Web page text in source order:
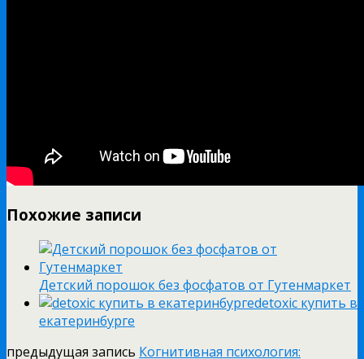
Похожие записи
Детский порошок без фосфатов от Гутенмаркет
detoxic купить в
екатеринбурге
предыдущая запись Когнитивная психология: